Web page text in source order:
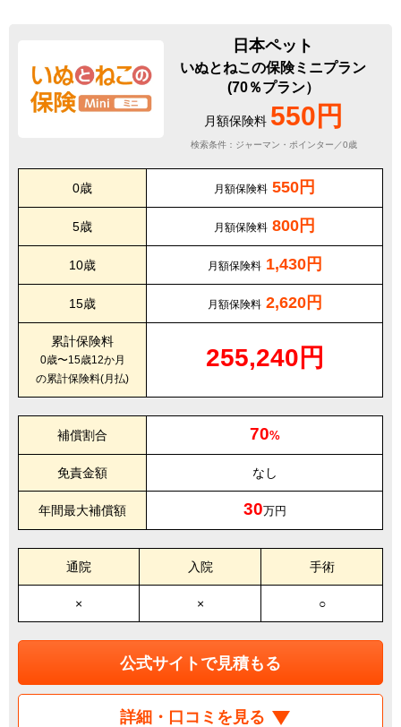
日本ペット
いぬとねこの保険ミニプラン
(70％プラン）
月額保険料 550円
検索条件：ジャーマン・ポインター／0歳
0歳 月額保険料 550円
5歳 月額保険料 800円
10歳 月額保険料 1,430円
15歳 月額保険料 2,620円
累計保険料
0歳〜15歳12か月
の累計保険料(月払)
255,240円
補償割合 70%
免責金額 なし
年間最大補償額 30万円
通院 入院 手術
× × ○
公式サイトで見積もる
詳細・口コミを見る